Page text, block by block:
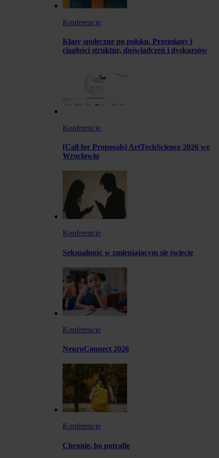
Konferencje
Klasy społeczne po polsku. Przemiany i
ciągłości struktur, doświadczeń i dyskursów
Konferencje
[Call for Proposals] ArtTechScience 2026 we
Wrocławiu
Konferencje
Seksualność w zmieniającym się świecie
Konferencje
NeuroConnect 2026
Konferencje
Chronię, bo potrafię